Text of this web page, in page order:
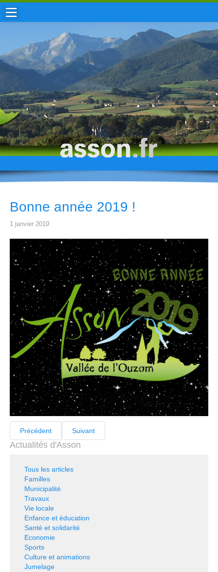
ACCUEIL / INFOS
MUNICIPALITÉ
VIE LOCALE
ENFANCE
TOURISME
HISTOIRE
Bonne année 2019 !
1 janvier 2019
Précédent Suivant
Actualités d'Asson
Tous les articles
Familles
Municipalité
Travaux
Vie locale
Enfance et éducation
Santé et solidarité
Economie
Sports
Culture et animations
Jumelage